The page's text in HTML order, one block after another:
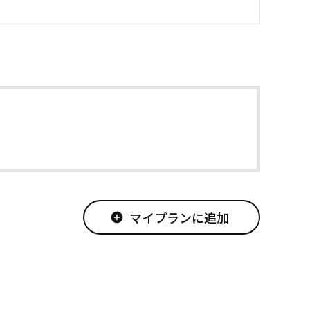
add_circle マイプランに追加